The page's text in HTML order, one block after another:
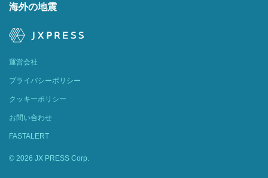
海外の地震
運営会社
プライバシーポリシー
クッキーポリシー
お問い合わせ
FASTALERT
© 2026 JX PRESS Corp.